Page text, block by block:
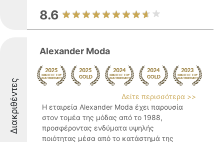
8.6
Διακριθέντες
Alexander Moda
Δείτε περισσότερα >>
Η εταιρεία Alexander Moda έχει παρουσία
στον τομέα της μόδας από το 1988,
προσφέροντας ενδύματα υψηλής
ποιότητας μέσα από το κατάστημά της